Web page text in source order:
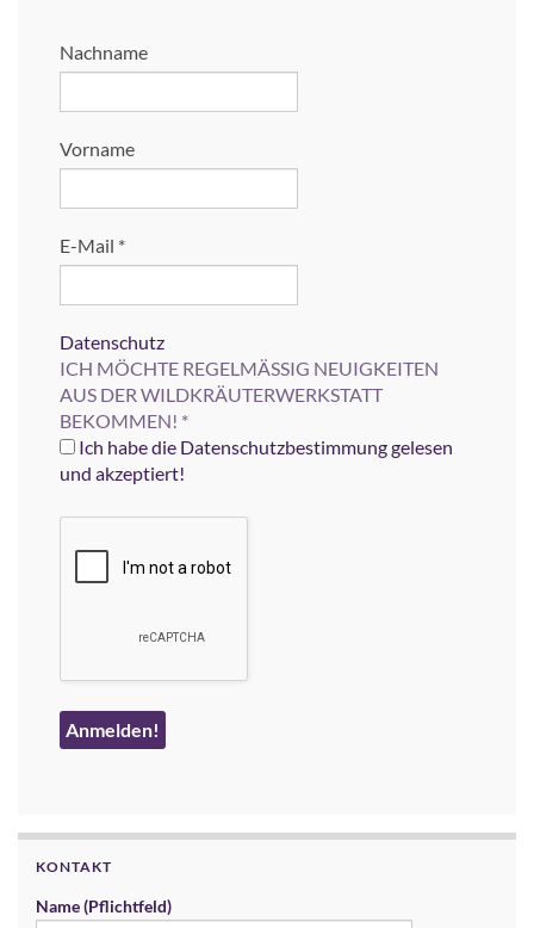
Nachname
Vorname
E-Mail *
Datenschutz
ICH MÖCHTE REGELMÄSSIG NEUIGKEITEN
AUS DER WILDKRÄUTERWERKSTATT
BEKOMMEN! *
Ich habe die Datenschutzbestimmung gelesen
und akzeptiert!
KONTAKT
Name (Pflichtfeld)